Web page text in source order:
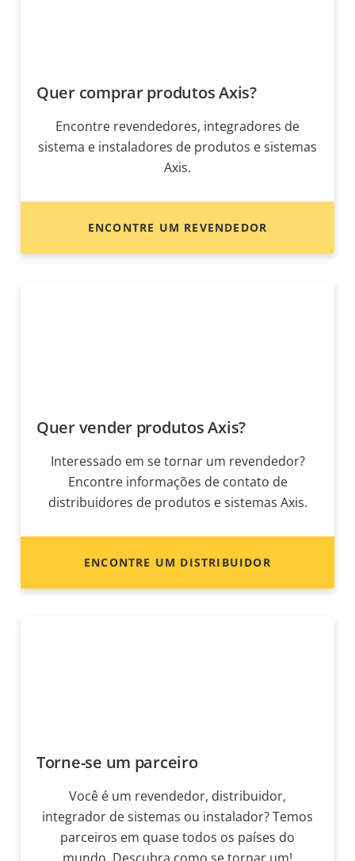
Quer comprar produtos Axis?
Encontre revendedores, integradores de
sistema e instaladores de produtos e sistemas
Axis.
ENCONTRE UM REVENDEDOR
Quer vender produtos Axis?
Interessado em se tornar um revendedor?
Encontre informações de contato de
distribuidores de produtos e sistemas Axis.
ENCONTRE UM DISTRIBUIDOR
Torne-se um parceiro
Você é um revendedor, distribuidor,
integrador de sistemas ou instalador? Temos
parceiros em quase todos os países do